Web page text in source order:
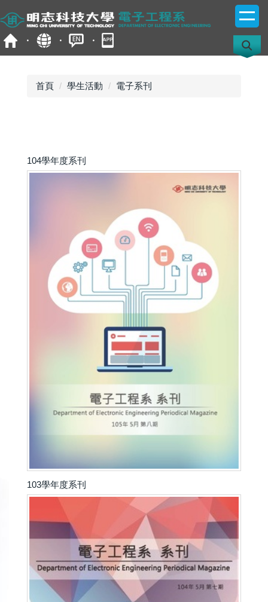
到
主
要
首頁 學生活動 電子系刊
104學年度系刊
103學年度系刊